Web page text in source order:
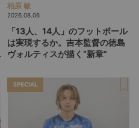
柏原 敏
2026.08.06
「13人、14人」のフットボール
は実現するか。吉本監督の徳島
ヴォルティスが描く“新章”
SPECIAL